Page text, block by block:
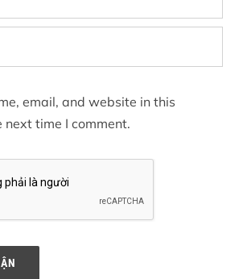
email, and website in this
next time I comment.